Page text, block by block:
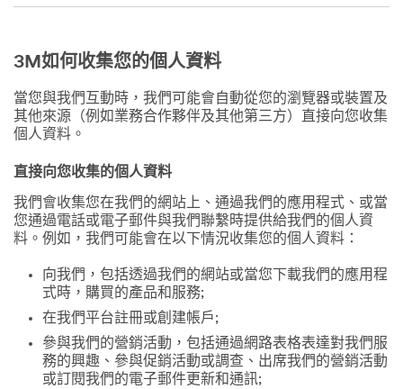
3M如何收集您的個人資料
當您與我們互動時，我們可能會自動從您的瀏覽器或裝置及
其他來源（例如業務合作夥伴及其他第三方）直接向您收集
個人資料。
直接向您收集的個人資料
我們會收集您在我們的網站上、通過我們的應用程式、或當
您通過電話或電子郵件與我們聯繫時提供給我們的個人資
料。例如，我們可能會在以下情況收集您的個人資料：
向我們，包括透過我們的網站或當您下載我們的應用程
式時，購買的產品和服務;
在我們平台註冊或創建帳戶;
參與我們的營銷活動，包括通過網路表格表達對我們服
務的興趣、參與促銷活動或調查、出席我們的營銷活動
或訂閱我們的電子郵件更新和通訊;